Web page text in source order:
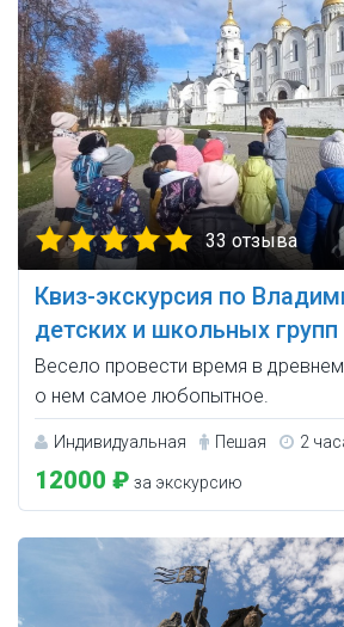
33 отзыва
Квиз-экскурсия по
детских и школьных групп
Весело провести время в
о нем самое любопытное.
Индивидуальная Пешая 2
12000 ₽ за экскурсию